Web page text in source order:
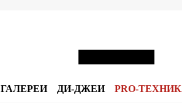
ГАЛЕРЕИ ДИ-ДЖЕИ PRO-